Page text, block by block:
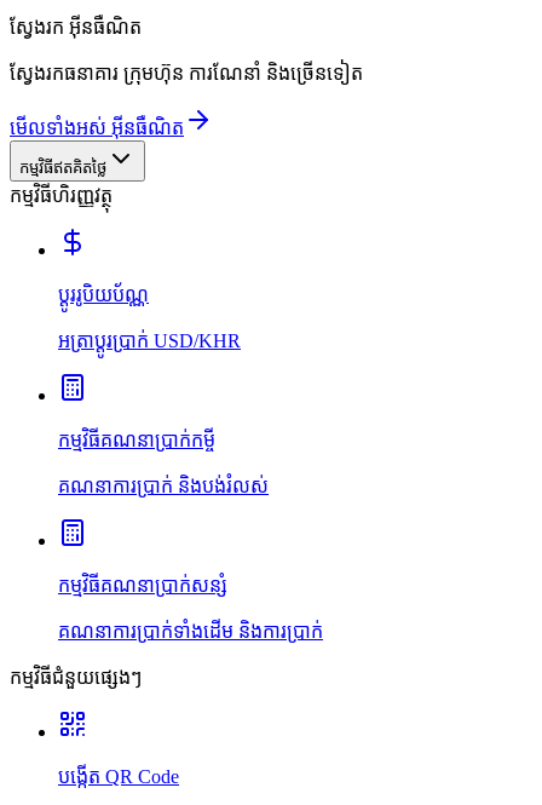
ស្វែងរក អ៊ីនធឺណិត
ស្វែងរកធនាគារ ក្រុមហ៊ុន ការណែនាំ និងច្រើនទៀត
មើលទាំងអស់ អ៊ីនធឺណិត
កម្មវិធីឥតគិតថ្លៃ
កម្មវិធីហិរញ្ញវត្ថុ
ប្ដូររូបិយប័ណ្ណ
អត្រាប្ដូរប្រាក់ USD/KHR
កម្មវិធីគណនាប្រាក់កម្ចី
គណនាការប្រាក់ និងបង់រំលស់
កម្មវិធីគណនាប្រាក់សន្សំ
គណនាការប្រាក់ទាំងដើម និងការប្រាក់
កម្មវិធីជំនួយផ្សេងៗ
បង្កើត QR Code